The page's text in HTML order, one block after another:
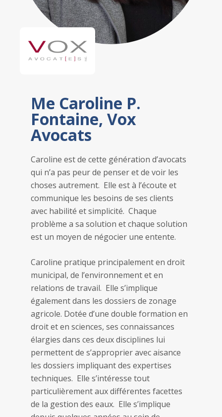
Me Caroline P.
Fontaine, Vox
Avocats
Caroline est de cette génération d’avocats
qui n’a pas peur de penser et de voir les
choses autrement. Elle est à l’écoute et
communique les besoins de ses clients
avec habilité et simplicité. Chaque
problème a sa solution et chaque solution
est un moyen de négocier une entente.
Caroline pratique principalement en droit
municipal, de l’environnement et en
relations de travail. Elle s’implique
également dans les dossiers de zonage
agricole. Dotée d’une double formation en
droit et en sciences, ses connaissances
élargies dans ces deux disciplines lui
permettent de s’approprier avec aisance
les dossiers impliquant des expertises
techniques. Elle s’intéresse tout
particulièrement aux différentes facettes
de la gestion des eaux. Elle s’implique